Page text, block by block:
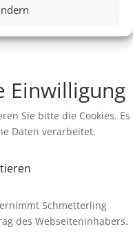
Einwilligung
Sie bitte die Cookies. Es
Daten verarbeitet.
Schmetterling
des Webseiteninhabers.